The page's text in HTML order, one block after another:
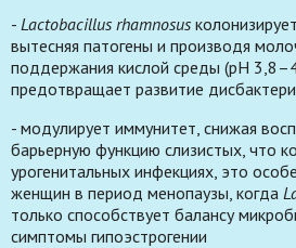
- Lactobacillus rhamnosus
вытесняя патогены и производя
поддержания кислой среды (pH
предотвращает развитие
- модулирует иммунитет, снижая
барьерную функцию слизистых, что
урогенитальных инфекциях, это
женщин в период менопаузы, когда
только способствует балансу
симптомы гипоэстрогении